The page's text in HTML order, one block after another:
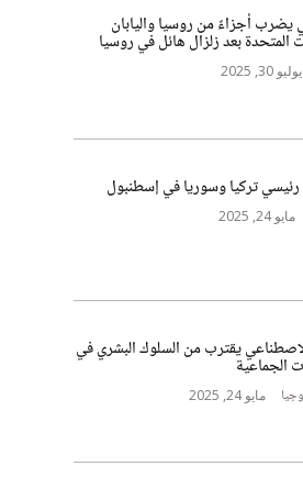
يضرب أجزاءً من روسيا واليابان
المتحدة بعد زلزال هائل في روسيا
يوليو 30, 2025
رئيسي تركيا وسوريا في إسطنبول
مايو 24, 2025
يقترب من السلوك البشري في
الجماعية
مايو 24, 2025